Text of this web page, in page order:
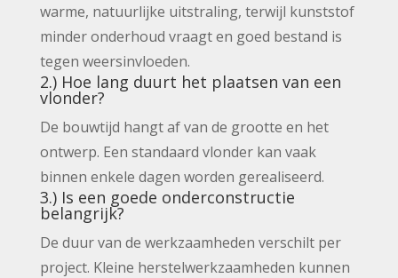
warme, natuurlijke uitstraling, terwijl kunststof
minder onderhoud vraagt en goed bestand is
tegen weersinvloeden.
2.) Hoe lang duurt het plaatsen van een
vlonder?
De bouwtijd hangt af van de grootte en het
ontwerp. Een standaard vlonder kan vaak
binnen enkele dagen worden gerealiseerd.
3.) Is een goede onderconstructie
belangrijk?
De duur van de werkzaamheden verschilt per
project. Kleine herstelwerkzaamheden kunnen